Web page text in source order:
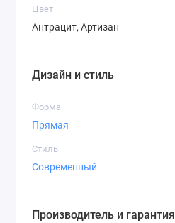
Цвет
Антрацит, Артизан
Дизайн и стиль
Форма
Прямая
Стиль
Современный
Производитель и гарантия